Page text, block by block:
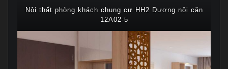
Nội thất phòng khách chung cư HH2 Dương nội căn
12A02-5